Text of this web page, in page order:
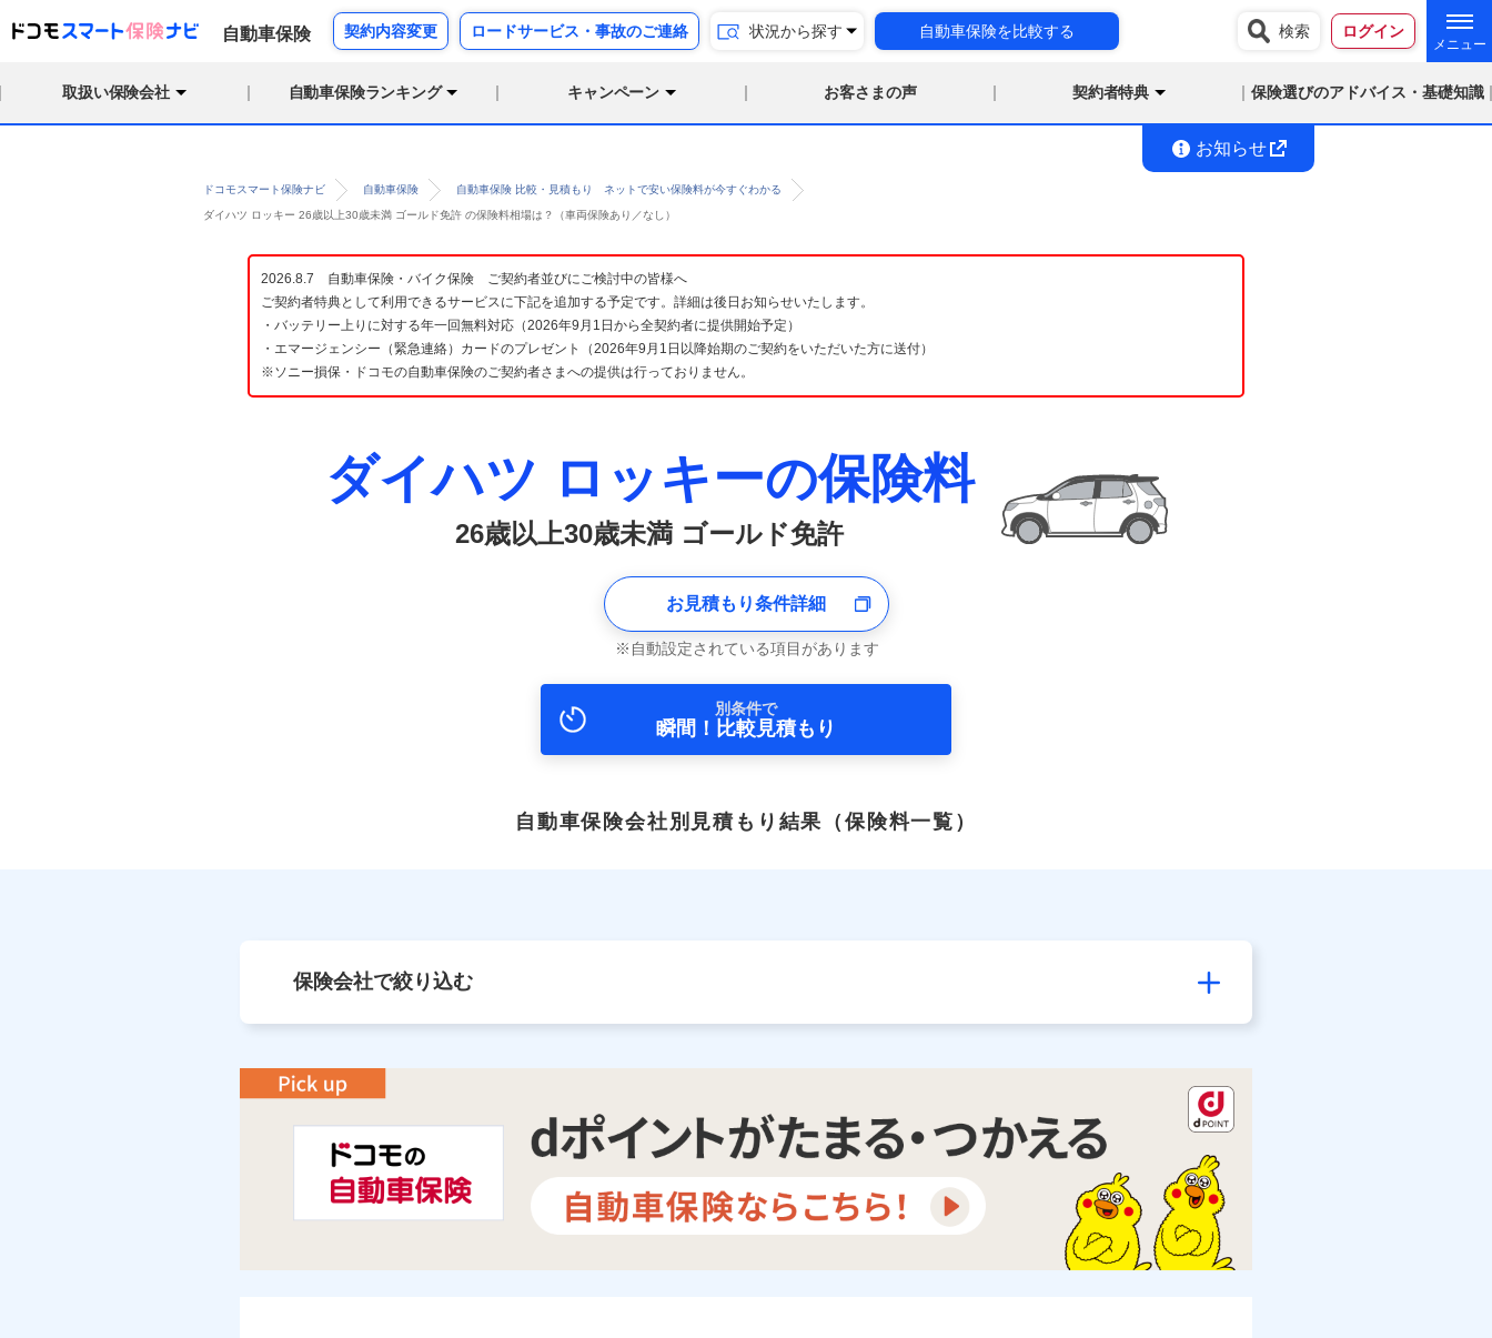
自動車保険 契約内容変更 ロードサービス・事故のご連絡 状況から探す 自動車保険を比較する 検索 ログイン
取扱い保険会社 自動車保険ランキング キャンペーン お客さまの声 契約者特典 保険選びのアドバイス・基礎知識
お知らせ
ドコモスマート保険ナビ 自動車保険 自動車保険 比較・見積もり ネットで安い保険料が今すぐわかる
ダイハツ ロッキー 26歳以上30歳未満 ゴールド免許 の保険料相場は？（車両保険あり／なし）
2026.8.7 自動車保険・バイク保険 ご契約者並びにご検討中の皆様へ
ご契約者特典として利用できるサービスに下記を追加する予定です。詳細は後日お知らせいたします。
・バッテリー上りに対する年一回無料対応（2026年9月1日から全契約者に提供開始予定）
・エマージェンシー（緊急連絡）カードのプレゼント（2026年9月1日以降始期のご契約をいただいた方に送付）
※ソニー損保・ドコモの自動車保険のご契約者さまへの提供は行っておりません。
ダイハツ ロッキーの保険料
26歳以上30歳未満 ゴールド免許
お見積もり条件詳細
自動設定されている項目があります
別条件で
瞬間！比較見積もり
自動車保険会社別見積もり結果 （保険料一覧）
保険会社で絞り込む